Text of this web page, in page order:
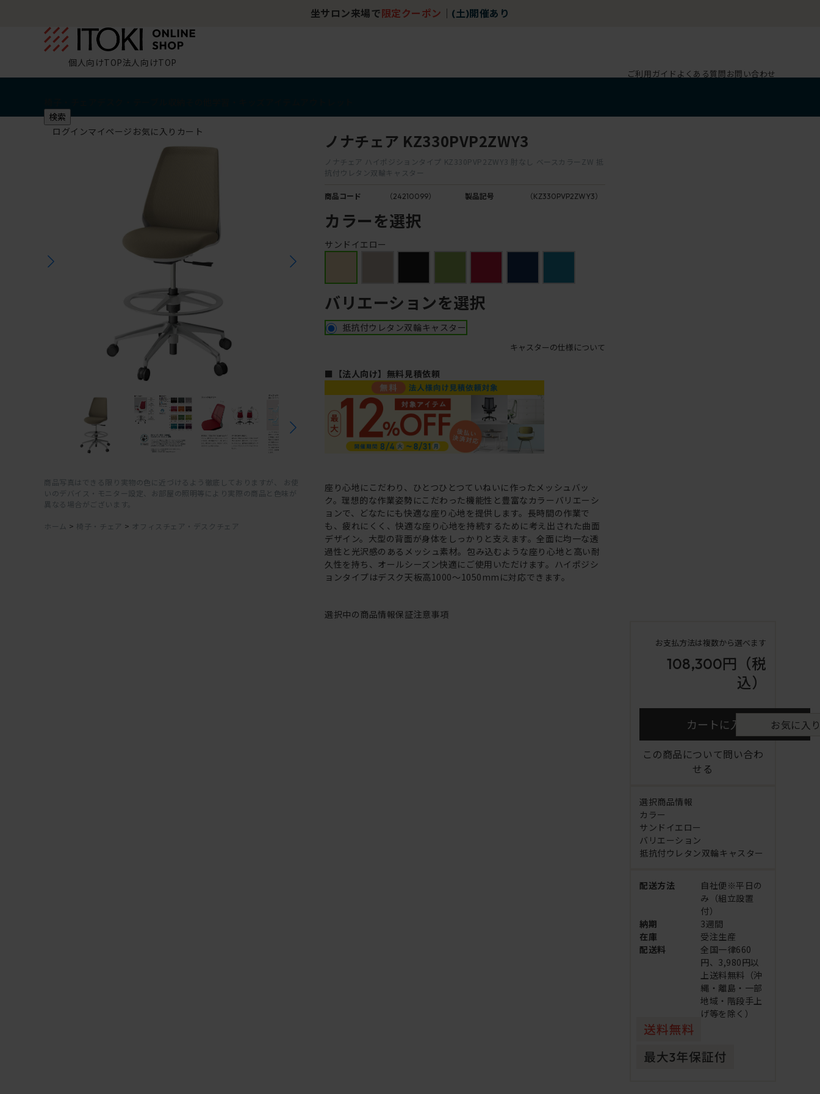
坐サロン来場で 限定クーポン (土)開催あり
個人向けTOP法人向けTOP
ご利用ガイド よくある質問お問い合わせ
検索
ログインマイページ お気に入り カート
商品写真はできる限り実物の色に近づけるよう徹底しておりますが、 お使
いのデバイス・モニター設定、お部屋の照明等により実際の商品と色味が
異なる場合がございます。
ホーム > 椅子・チェア > オフィスチェア・デスクチェア
ノナチェア KZ330PVP2ZWY3
ノナチェア ハイポジションタイプ KZ330PVP2ZWY3 肘なし ベースカラーZW 抵
抗付ウレタン双輪キャスター
商品コード （24210099） 製品記号 （KZ330PVP2ZWY3）
カラーを選択
サンドイエロー
バリエーションを選択
抵抗付ウレタン双輪キャスター
キャスターの仕様について
■【法人向け】無料見積依頼
座り心地にこだわり、ひとつひとつていねいに作ったメッシュバッ
ク。理想的な作業姿勢にこだわった機能性と豊富なカラーバリエーシ
ョンで、どなたにも快適な座り心地を提供します。長時間の作業で
も、疲れにくく、快適な座り心地を持続するために考え出された曲面
デザイン。大型の背面が身体をしっかりと支えます。全面に均一な透
過性と光沢感のあるメッシュ素材。包み込むような座り心地と高い耐
久性を持ち、オールシーズン快適にご使用いただけます。ハイポジシ
ョンタイプはデスク天板高1000～1050mmに対応できます。
選択中の商品情報保証注意事項
お支払方法は複数から選べます
108,300円 （税
込）
カートに入れる お気に入
この商品について問い合わ
せる
選択商品情報
カラー
サンドイエロー
バリエーション
抵抗付ウレタン双輪キャスター
配送方法
自社便※平日の
み（組立設置
付）
納期
3週間
在庫
受注生産
配送料
全国一律660
円、3,980円以
上送料無料（沖
縄・離島・一部
地域・階段手上
げ等を除く）